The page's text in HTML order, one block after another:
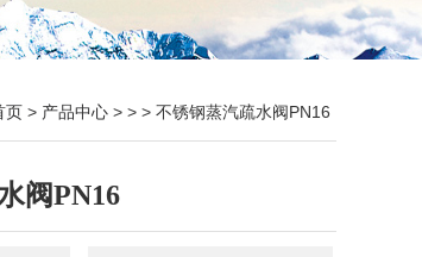
页 > 产品中心 > > > 不锈钢蒸汽疏水阀PN16
阀PN16